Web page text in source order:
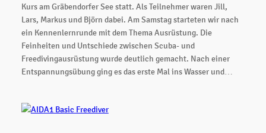
Kurs am Gräbendorfer See statt. Als Teilnehmer waren Jill,
Lars, Markus und Björn dabei. Am Samstag starteten wir nach
ein Kennenlernrunde mit dem Thema Ausrüstung. Die
Feinheiten und Untschiede zwischen Scuba- und
Freedivingausrüstung wurde deutlich gemacht. Nach einer
Entspannungsübung ging es das erste Mal ins Wasser und…